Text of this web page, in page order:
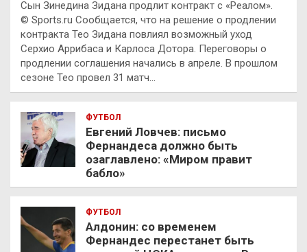
Сын Зинедина Зидана продлит контракт с «Реалом».
© Sports.ru Сообщается, что на решение о продлении
контракта Тео Зидана повлиял возможный уход
Серхио Аррибаса и Карлоса Дотора. Переговоры о
продлении соглашения начались в апреле. В прошлом
сезоне Тео провел 31 матч…
ФУТБОЛ
Евгений Ловчев: письмо
Фернандеса должно быть
озаглавлено: «Миром правит
бабло»
ФУТБОЛ
Алдонин: со временем
Фернандес перестанет быть